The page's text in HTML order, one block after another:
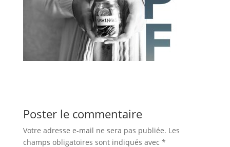
Poster le commentaire
Votre adresse e-mail ne sera pas publiée. Les
champs obligatoires sont indiqués avec *